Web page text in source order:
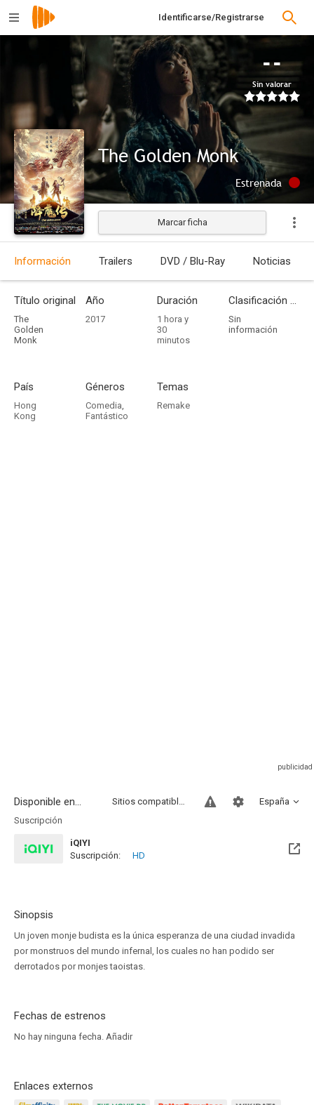
Identificarse/Registrarse
--
Sin valorar
The Golden Monk
Estrenada
Marcar ficha
Información Trailers DVD / Blu-Ray Noticias
Título original
The
Golden
Monk
Año
2017
Duración
1 hora y
30
minutos
Clasificación por edades
Sin
información
País
Hong
Kong
Géneros
Comedia,
Fantástico
Temas
Remake
Disponible en... España
Sitios compatibles
Suscripción
iQIYI
Suscripción:
HD
Sinopsis
Un joven monje budista es la única esperanza de una ciudad invadida
por monstruos del mundo infernal, los cuales no han podido ser
derrotados por monjes taoistas.
Fechas de estrenos
No hay ninguna fecha. Añadir
Enlaces externos